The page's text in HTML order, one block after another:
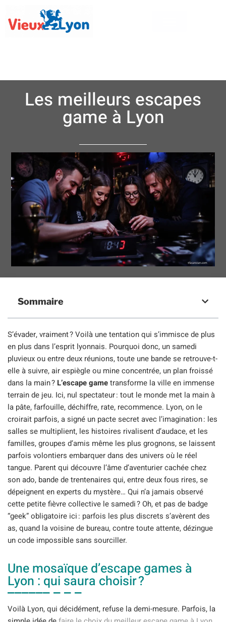
Les meilleurs escapes
game à Lyon
Sommaire
S’évader, vraiment ? Voilà une tentation qui s’immisce de plus
en plus dans l’esprit lyonnais. Pourquoi donc, un samedi
pluvieux ou entre deux réunions, toute une bande se retrouve-t-
elle à suivre, air espiègle ou mine concentrée, un plan froissé
dans la main ? L’escape gametransforme la ville en immense
terrain de jeu. Ici, nul spectateur : tout le monde met la main à
la pâte, farfouille, déchiffre, rate, recommence. Lyon, on le
croirait parfois, a signé un pacte secret avec l’imagination : les
salles se multiplient, les histoires rivalisent d’audace, et les
familles, groupes d’amis même les plus grognons, se laissent
parfois volontiers embarquer dans des univers où le réel
tangue. Parent qui découvre l’âme d’aventurier cachée chez
son ado, bande de trentenaires qui, entre deux fous rires, se
dépeignent en experts du mystère… Qui n’a jamais observé
cette petite fièvre collective le samedi ? Oh, et pas de badge
“geek” obligatoire ici : parfois les plus discrets s’avèrent des
as, quand la voisine de bureau, contre toute attente, dézingue
un code impossible sans sourciller.
Une mosaïque d’escape games à
Lyon : qui saura choisir ?
Voilà Lyon, qui décidément, refuse la demi-mesure. Parfois, la